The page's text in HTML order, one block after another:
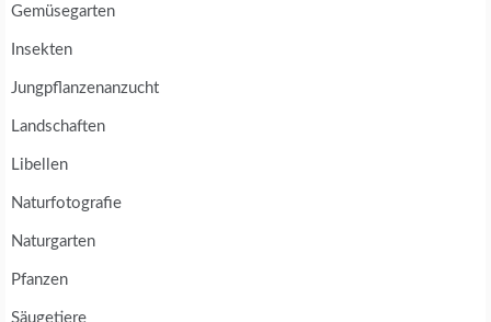
Gemüsegarten
Insekten
Jungpflanzenanzucht
Landschaften
Libellen
Naturfotografie
Naturgarten
Pfanzen
Säugetiere